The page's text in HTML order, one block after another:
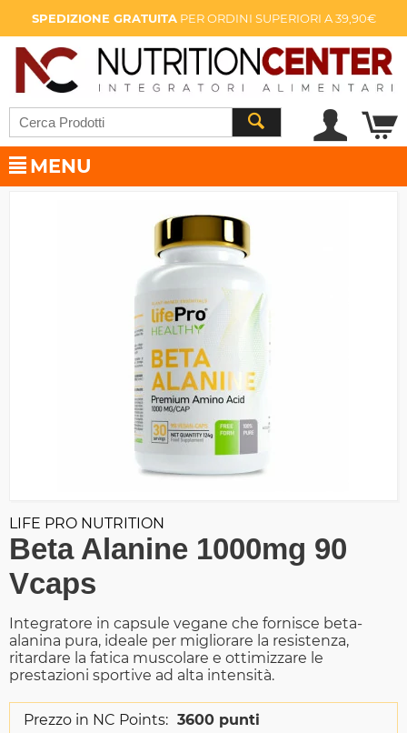
SPEDIZIONE GRATUITAPER ORDINI SUPERIORI A 39,90€
MENU
LIFE PRO NUTRITION
Beta Alanine 1000mg 90
Vcaps
Integratore in capsule vegane che fornisce beta-
alanina pura, ideale per migliorare la resistenza,
ritardare la fatica muscolare e ottimizzare le
prestazioni sportive ad alta intensità.
Prezzo in NC Points: 3600 punti